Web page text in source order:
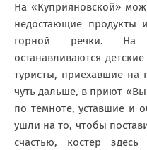
На «Куприяновской»
недостающие
горной речки. На
останавливаются
туристы, приехавшие
чуть дальше, в приют
по темноте, уставшие и
ушли на то, чтобы
счастью, костер